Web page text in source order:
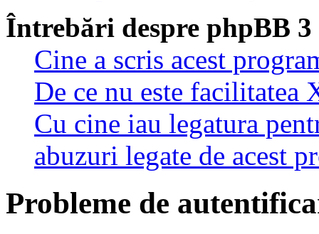
Întrebări despre phpBB 3
Cine a scris acest
De ce nu este facilitatea
Cu cine iau legatura
abuzuri legate de acest
Probleme de